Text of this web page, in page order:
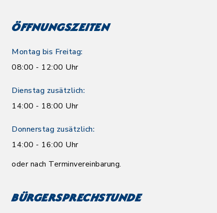
Öffnungszeiten
Montag bis Freitag:
08:00 - 12:00 Uhr
Dienstag zusätzlich:
14:00 - 18:00 Uhr
Donnerstag zusätzlich:
14:00 - 16:00 Uhr
oder nach Terminvereinbarung.
Bürgersprechstunde